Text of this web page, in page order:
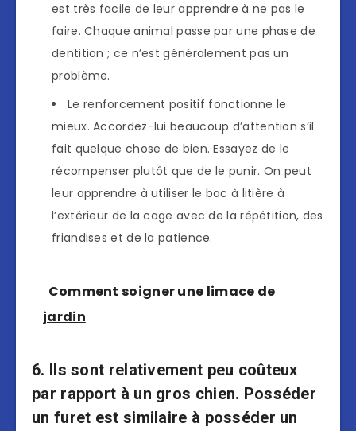
est très facile de leur apprendre à ne pas le
faire. Chaque animal passe par une phase de
dentition ; ce n’est généralement pas un
problème.
Le renforcement positif fonctionne le
mieux. Accordez-lui beaucoup d’attention s’il
fait quelque chose de bien. Essayez de le
récompenser plutôt que de le punir. On peut
leur apprendre à utiliser le bac à litière à
l’extérieur de la cage avec de la répétition, des
friandises et de la patience.
Comment soigner une limace de
jardin
6. Ils sont relativement peu coûteux
par rapport à un gros chien. Posséder
un furet est similaire à posséder un